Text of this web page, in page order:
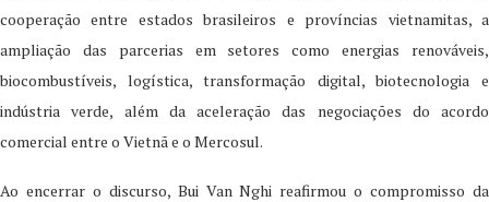
cooperação entre estados brasileiros e províncias vietnamitas, a
ampliação das parcerias em setores como energias renováveis,
biocombustíveis, logística, transformação digital, biotecnologia e
indústria verde, além da aceleração das negociações do acordo
comercial entre o Vietnã e o Mercosul.
Ao encerrar o discurso, Bui Van Nghi reafirmou o compromisso da